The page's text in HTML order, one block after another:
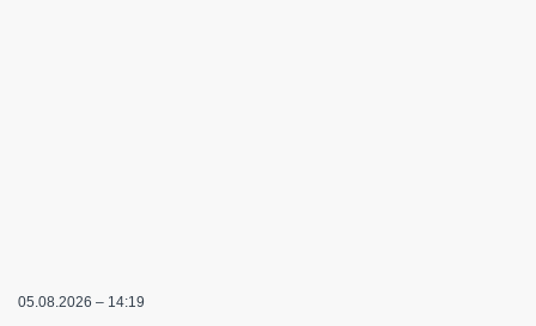
05.08.2026 – 14:19